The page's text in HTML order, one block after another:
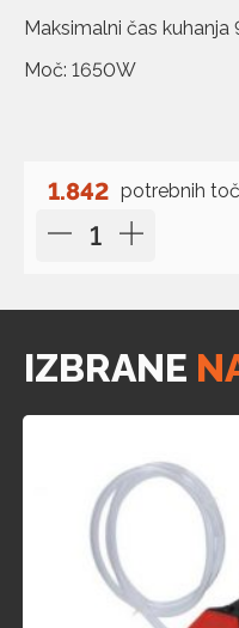
Maksimalni čas kuhanja
Moč: 1650W
1.842 potrebnih
IZBRANE